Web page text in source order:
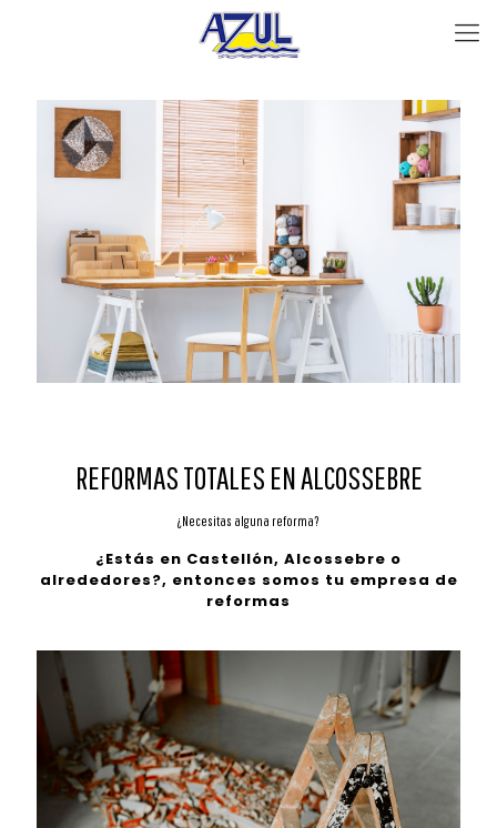
REFORMAS TOTALES EN ALCOSSEBRE
¿Necesitas alguna reforma?
¿Estás en Castellón, Alcossebre o
alrededores?, entonces somos tu empresa de
reformas